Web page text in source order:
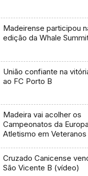
Madeirense participou
edição da Whale
União confiante na
ao FC Porto B
Madeira vai acolher os
Campeonatos da
Atletismo em
Cruzado Canicense
São Vicente B (vídeo)